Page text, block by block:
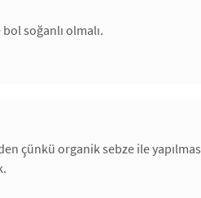
soğanlı olmalı.
çünkü organik sebze ile